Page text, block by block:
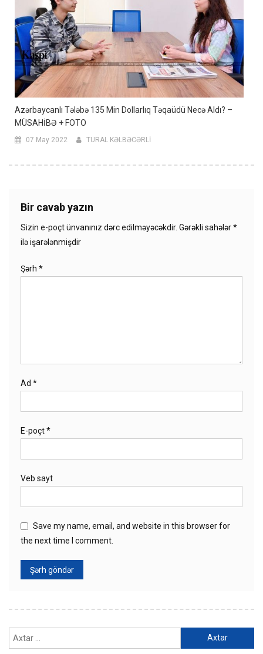
Azərbaycanlı Tələbə 135 Min Dollarlıq Təqaüdü Necə Aldı? –
MÜSAHİBƏ + FOTO
07 May 2022 TURAL KƏLBƏCƏRLİ
Bir cavab yazın
Sizin e-poçt ünvanınız dərc edilməyəcəkdir. Gərəkli sahələr*
ilə işarələnmişdir
Şərh *
Ad *
E-poçt*
Veb sayt
Save my name, email, and website in this browser for
the next time I comment.